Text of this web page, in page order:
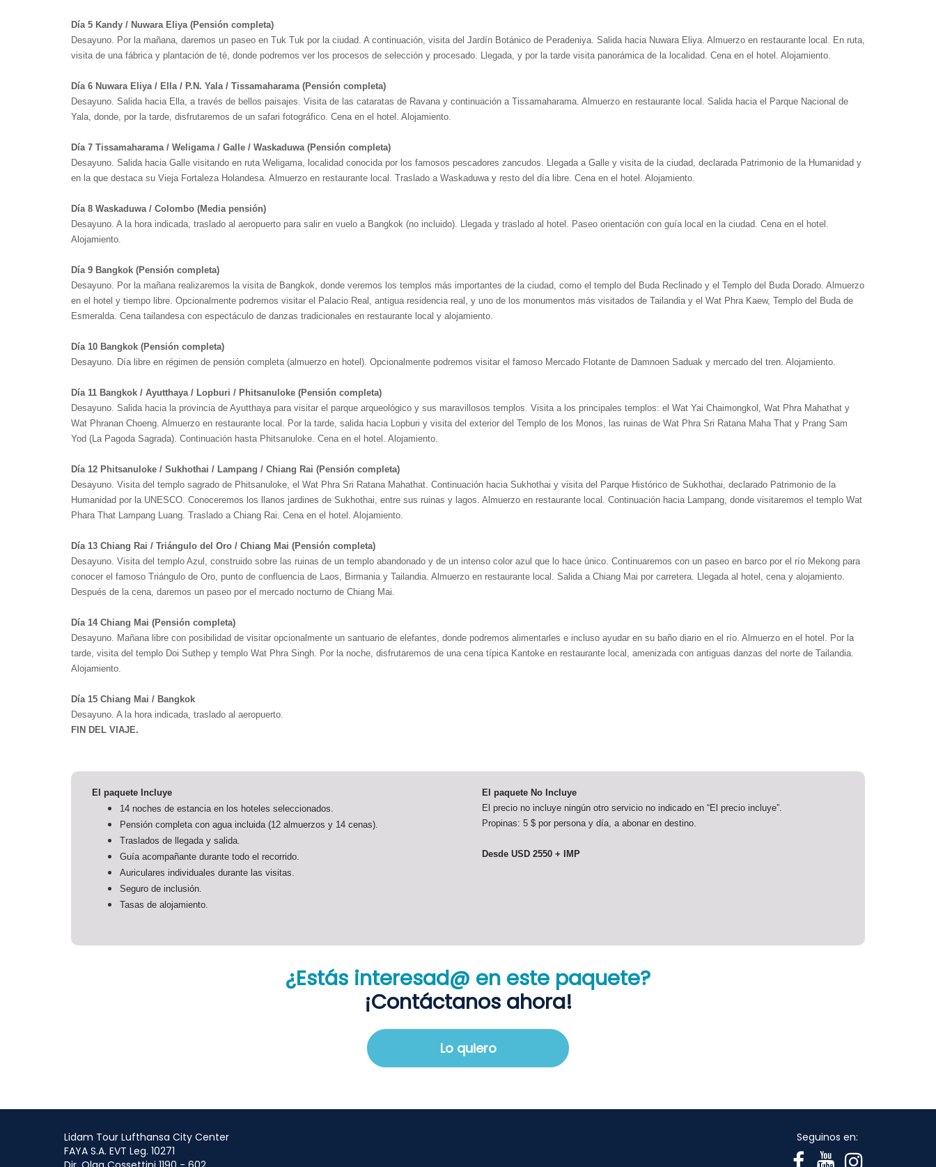
Día 5 Kandy / Nuwara Eliya (Pensión completa)
Desayuno. Por la mañana, daremos un paseo en Tuk Tuk por la ciudad. A continuación, visita del Jardín Botánico de Peradeniya. Salida hacia Nuwara Eliya. Almuerzo en restaurante local. En ruta,
visita de una fábrica y plantación de té, donde podremos ver los procesos de selección y procesado. Llegada, y por la tarde visita panorámica de la localidad. Cena en el hotel. Alojamiento.
Día 6 Nuwara Eliya / Ella / P.N. Yala / Tissamaharama (Pensión completa)
Desayuno. Salida hacia Ella, a través de bellos paisajes. Visita de las cataratas de Ravana y continuación a Tissamaharama. Almuerzo en restaurante local. Salida hacia el Parque Nacional de
Yala, donde, por la tarde, disfrutaremos de un safari fotográfico. Cena en el hotel. Alojamiento.
Día 7 Tissamaharama / Weligama / Galle / Waskaduwa (Pensión completa)
Desayuno. Salida hacia Galle visitando en ruta Weligama, localidad conocida por los famosos pescadores zancudos. Llegada a Galle y visita de la ciudad, declarada Patrimonio de la Humanidad y
en la que destaca su Vieja Fortaleza Holandesa. Almuerzo en restaurante local. Traslado a Waskaduwa y resto del día libre. Cena en el hotel. Alojamiento.
Día 8 Waskaduwa / Colombo (Media pensión)
Desayuno. A la hora indicada, traslado al aeropuerto para salir en vuelo a Bangkok (no incluido). Llegada y traslado al hotel. Paseo orientación con guía local en la ciudad. Cena en el hotel.
Alojamiento.
Día 9 Bangkok (Pensión completa)
Desayuno. Por la mañana realizaremos la visita de Bangkok, donde veremos los templos más importantes de la ciudad, como el templo del Buda Reclinado y el Templo del Buda Dorado. Almuerzo
en el hotel y tiempo libre. Opcionalmente podremos visitar el Palacio Real, antigua residencia real, y uno de los monumentos más visitados de Tailandia y el Wat Phra Kaew, Templo del Buda de
Esmeralda. Cena tailandesa con espectáculo de danzas tradicionales en restaurante local y alojamiento.
Día 10 Bangkok (Pensión completa)
Desayuno. Día libre en régimen de pensión completa (almuerzo en hotel). Opcionalmente podremos visitar el famoso Mercado Flotante de Damnoen Saduak y mercado del tren. Alojamiento.
Día 11 Bangkok / Ayutthaya / Lopburi / Phitsanuloke (Pensión completa)
Desayuno. Salida hacia la provincia de Ayutthaya para visitar el parque arqueológico y sus maravillosos templos. Visita a los principales templos: el Wat Yai Chaimongkol, Wat Phra Mahathat y
Wat Phranan Choeng. Almuerzo en restaurante local. Por la tarde, salida hacia Lopburi y visita del exterior del Templo de los Monos, las ruinas de Wat Phra Sri Ratana Maha That y Prang Sam
Yod (La Pagoda Sagrada). Continuación hasta Phitsanuloke. Cena en el hotel. Alojamiento.
Día 12 Phitsanuloke / Sukhothai / Lampang / Chiang Rai (Pensión completa)
Desayuno. Visita del templo sagrado de Phitsanuloke, el Wat Phra Sri Ratana Mahathat. Continuación hacia Sukhothai y visita del Parque Histórico de Sukhothai, declarado Patrimonio de la
Humanidad por la UNESCO. Conoceremos los llanos jardines de Sukhothai, entre sus ruinas y lagos. Almuerzo en restaurante local. Continuación hacia Lampang, donde visitaremos el templo Wat
Phara That Lampang Luang. Traslado a Chiang Rai. Cena en el hotel. Alojamiento.
Día 13 Chiang Rai / Triángulo del Oro / Chiang Mai (Pensión completa)
Desayuno. Visita del templo Azul, construido sobre las ruinas de un templo abandonado y de un intenso color azul que lo hace único. Continuaremos con un paseo en barco por el río Mekong para
conocer el famoso Triángulo de Oro, punto de confluencia de Laos, Birmania y Tailandia. Almuerzo en restaurante local. Salida a Chiang Mai por carretera. Llegada al hotel, cena y alojamiento.
Después de la cena, daremos un paseo por el mercado nocturno de Chiang Mai.
Día 14 Chiang Mai (Pensión completa)
Desayuno. Mañana libre con posibilidad de visitar opcionalmente un santuario de elefantes, donde podremos alimentarles e incluso ayudar en su baño diario en el río. Almuerzo en el hotel. Por la
tarde, visita del templo Doi Suthep y templo Wat Phra Singh. Por la noche, disfrutaremos de una cena típica Kantoke en restaurante local, amenizada con antiguas danzas del norte de Tailandia.
Alojamiento.
Día 15 Chiang Mai / Bangkok
Desayuno. A la hora indicada, traslado al aeropuerto.
FIN DEL VIAJE.
Lo quiero
¿Estás interesad@ en este paquete?
¡Contáctanos ahora!
El paquete Incluye
14 noches de estancia en los hoteles seleccionados.
Pensión completa con agua incluida (12 almuerzos y 14 cenas).
Traslados de llegada y salida.
Guía acompañante durante todo el recorrido.
Auriculares individuales durante las visitas.
Seguro de inclusión.
Tasas de alojamiento.
El paquete No Incluye
El precio no incluye ningún otro servicio no indicado en “El precio incluye”.
Propinas: 5 $ por persona y día, a abonar en destino.
Desde USD 2550 + IMP
Lidam Tour Lufthansa City Center
FAYA S.A. EVT Leg. 10271
Seguinos en: